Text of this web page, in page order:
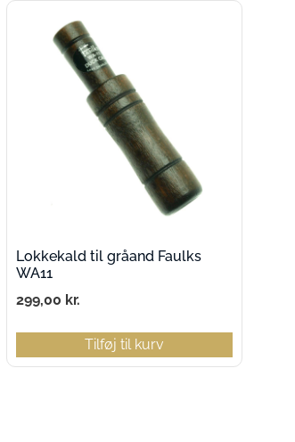
Lokkekald til gråand Faulks
WA11
299,00 kr.
Tilføj til kurv